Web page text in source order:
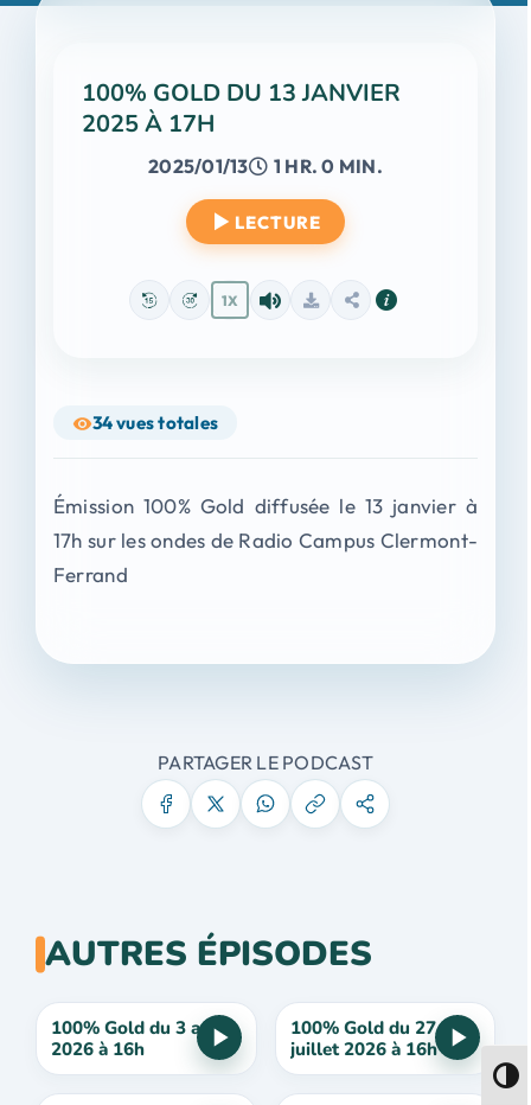
100% GOLD DU 13 JANVIER
2025 À 17H
2025/01/13 1 HR. 0 MIN.
LECTURE
1X
34vues totales
Émission 100% Gold diffusée le 13 janvier à
17h sur les ondes de Radio Campus Clermont-
Ferrand
PARTAGER LE PODCAST
AUTRES ÉPISODES
100% Gold du 3 août
2026 à 16h
100% Gold du 27
juillet 2026 à 16h